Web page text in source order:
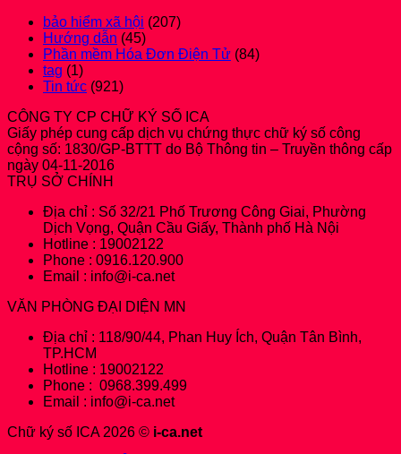
bảo hiểm xã hội (207)
Hướng dẫn (45)
Phần mềm Hóa Đơn Điện Tử (84)
tag (1)
Tin tức (921)
CÔNG TY CP CHỮ KÝ SỐ ICA
Giấy phép cung cấp dịch vụ chứng thực chữ ký số công
cộng số: 1830/GP-BTTT do Bộ Thông tin – Truyền thông cấp
ngày 04-11-2016
TRỤ SỞ CHÍNH
Địa chỉ : Số 32/21 Phố Trương Công Giai, Phường
Dịch Vọng, Quận Cầu Giấy, Thành phố Hà Nội
Hotline : 19002122
Phone : 0916.120.900
Email : info@i-ca.net
VĂN PHÒNG ĐẠI DIỆN MN
Địa chỉ : 118/90/44, Phan Huy Ích, Quận Tân Bình,
TP.HCM
Hotline : 19002122
Phone : 0968.399.499
Email : info@i-ca.net
Chữ ký số ICA 2026 © i-ca.net